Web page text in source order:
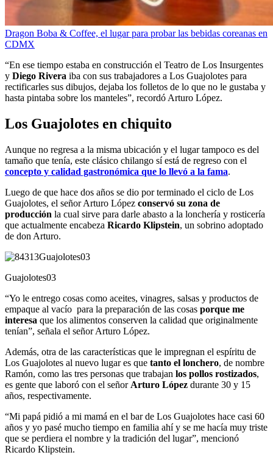
Dragon Boba & Coffee, el lugar para probar las bebidas coreanas en
CDMX
“En ese tiempo estaba en construcción el Teatro de Los Insurgentes
y Diego Rivera iba con sus trabajadores a Los Guajolotes para
rectificarles sus dibujos, dejaba los folletos de lo que no le gustaba y
hasta pintaba sobre los manteles”, recordó Arturo López.
Los Guajolotes en chiquito
Aunque no regresa a la misma ubicación y el lugar tampoco es del
tamaño que tenía, este clásico chilango sí está de regreso con el
concepto y calidad gastronómica que lo llevó a la fama.
Luego de que hace dos años se dio por terminado el ciclo de Los
Guajolotes, el señor Arturo López conservó su zona de
producción la cual sirve para darle abasto a la lonchería y rosticería
que actualmente encabeza Ricardo Klipstein, un sobrino adoptado
de don Arturo.
Guajolotes03
“Yo le entrego cosas como aceites, vinagres, salsas y productos de
empaque al vacío para la preparación de las cosas porque me
interesa que los alimentos conserven la calidad que originalmente
tenían”, señala el señor Arturo López.
Además, otra de las características que le impregnan el espíritu de
Los Guajolotes al nuevo lugar es que tanto el lonchero, de nombre
Ramón, como las tres personas que trabajan los pollos rostizados,
es gente que laboró con el señor Arturo López durante 30 y 15
años, respectivamente.
“Mi papá pidió a mi mamá en el bar de Los Guajolotes hace casi 60
años y yo pasé mucho tiempo en familia ahí y se me hacía muy triste
que se perdiera el nombre y la tradición del lugar”, mencionó
Ricardo Klipstein.